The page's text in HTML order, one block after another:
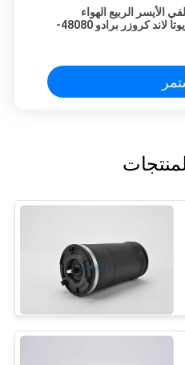
الأيسر الربيع الهواء
لسيارات تويوتا لاند كروزر برادو 48080-